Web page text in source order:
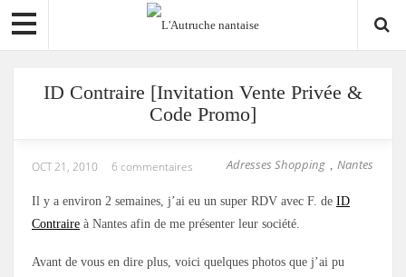
ID Contraire [Invitation Vente Privée &
Code Promo]
Adresses Shopping , Nantes
OCT 21, 2010 6 commentaires
Il y a environ 2 semaines, j’ai eu un super RDV avec F. de ID
Contraire à Nantes afin de me présenter leur société.
Avant de vous en dire plus, voici quelques photos que j’ai pu